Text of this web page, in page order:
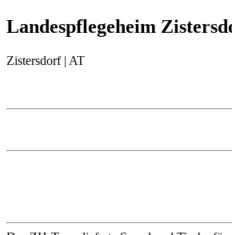
Landespflegeheim
Zistersdorf | AT